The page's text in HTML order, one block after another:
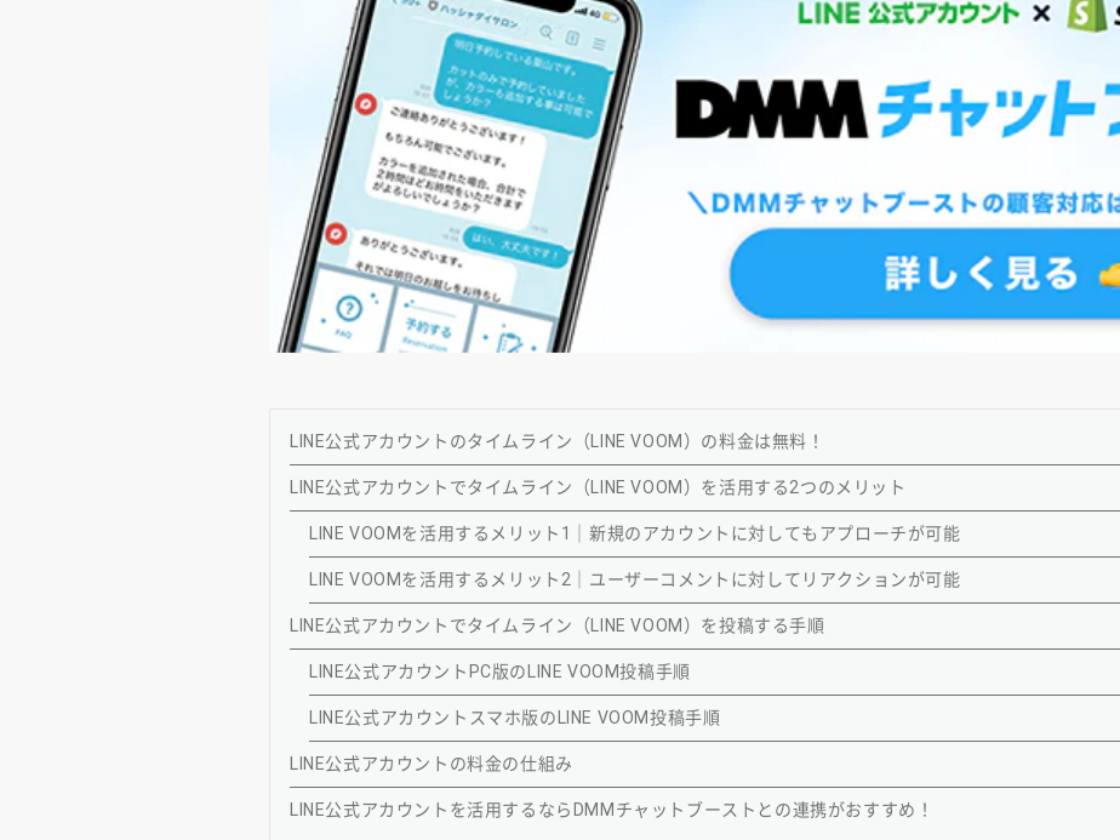
LINE公式アカウントのタイムライン（LINE VOOM）の料金は無料！
LINE公式アカウントでタイムライン（LINE VOOM）を活用する2つのメリット
LINE VOOMを活用するメリット1｜新規のアカウントに対してもアプローチが可能
LINE VOOMを活用するメリット2｜ユーザーコメントに対してリアクションが可能
LINE公式アカウントでタイムライン（LINE VOOM）を投稿する手順
LINE公式アカウントPC版のLINE VOOM投稿手順
LINE公式アカウントスマホ版のLINE VOOM投稿手順
LINE公式アカウントの料金の仕組み
LINE公式アカウントを活用するならDMMチャットブーストとの連携がおすすめ！